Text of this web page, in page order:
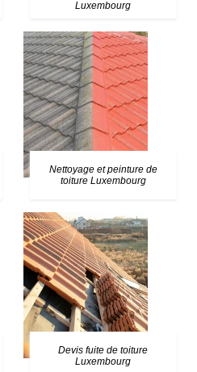
Luxembourg
Nettoyage et peinture de
toiture Luxembourg
Devis fuite de toiture
Luxembourg